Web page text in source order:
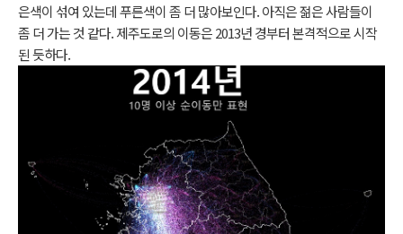
은색이 섞여 있는데 푸른색이 좀 더 많아보인다. 아직은 젊은 사람들이
좀 더 가는 것 같다. 제주도로의 이동은 2013년 경부터 본격적으로 시작
된 듯하다.